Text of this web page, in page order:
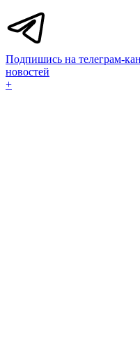
Подпишись на телеграм-
новостей
+